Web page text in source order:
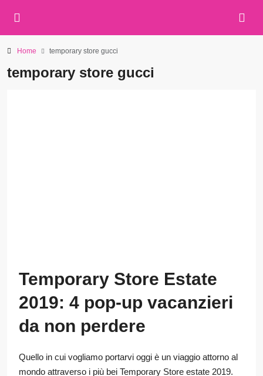
Home temporary store gucci
temporary store gucci
Temporary Store Estate
2019: 4 pop-up vacanzieri
da non perdere
Quello in cui vogliamo portarvi oggi è un viaggio attorno al
mondo attraverso i più bei Temporary Store estate 2019.